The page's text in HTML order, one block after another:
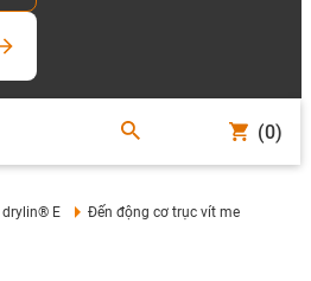
(0)
E Đến động cơ trục vít me